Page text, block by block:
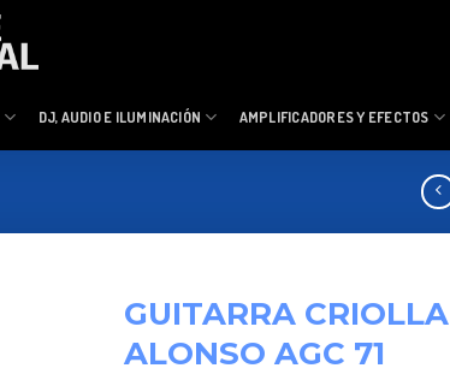
DJ, AUDIO E ILUMINACIÓN AMPLIFICADORES Y EFECTOS
GUITARRA CRIOLLA
ALONSO AGC 71